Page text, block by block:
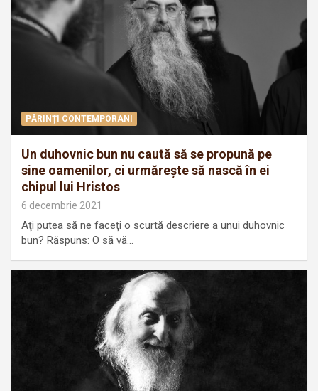
PĂRINȚI CONTEMPORANI
Un duhovnic bun nu caută să se propună pe
sine oamenilor, ci urmăreşte să nască în ei
chipul lui Hristos
6 decembrie 2021
Aţi putea să ne faceţi o scurtă descriere a unui duhovnic
bun? Răspuns: O să vă…